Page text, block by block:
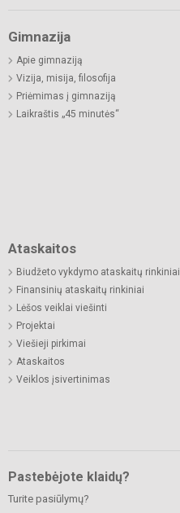
Gimnazija
Apie gimnaziją
Vizija, misija, filosofija
Priėmimas į gimnaziją
Laikraštis „45 minutės“
Ataskaitos
Biudžeto vykdymo ataskaitų rinkiniai
Finansinių ataskaitų rinkiniai
Lėšos veiklai viešinti
Projektai
Viešieji pirkimai
Ataskaitos
Veiklos įsivertinimas
Pastebėjote klaidų?
Turite pasiūlymų?